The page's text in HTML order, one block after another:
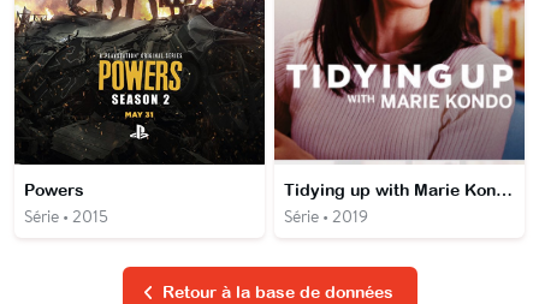
Powers
Série • 2015
Tidying up with Marie Kondo
Série • 2019
Retour à la base de données